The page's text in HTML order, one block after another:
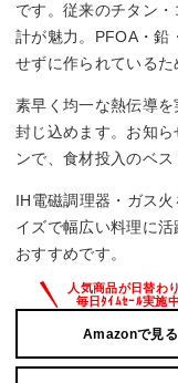
です。従来のチタン
計が魅力。PFOA・鉛
せずに作られているた
素早く均一な熱伝導
封じ込めます。お知
ンで、食材投入のベス
IH電磁調理器・ガス
イズで幅広い料理に
おすすめです。
Amazonで見る